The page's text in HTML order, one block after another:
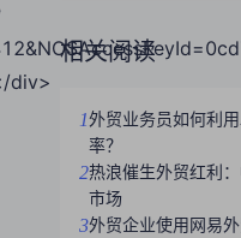
div>
相关阅读
1外贸业务员如何利
率？
2热浪催生外贸红利
市场
3外贸企业使用网易